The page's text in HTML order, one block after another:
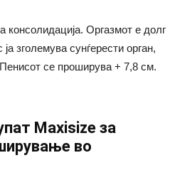
консолидација. Оргазмот е долг
зголемува сунѓерести орган,
се проширува + 7,8 см.
Maxisize за
во